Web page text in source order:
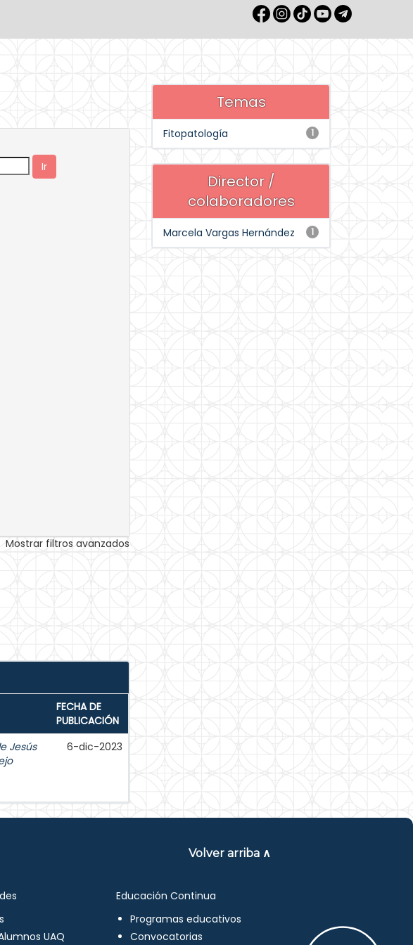
Mostrar filtros avanzados
FECHA DE
PUBLICACIÓN
Jesús
6-dic-2023
Temas
1
Fitopatología
Director /
colaboradores
1
Marcela Vargas Hernández
Volver arriba ∧
UAQ
Educación Continua
Programas educativos
Convocatorias